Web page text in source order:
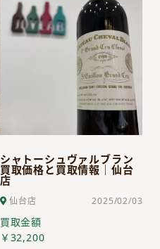
シャトーシュヴァルブラン
買取価格と買取情報｜仙台
店
仙台店 2025/02/03
買取金額
￥32,200